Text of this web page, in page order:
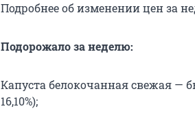
Подробнее об изменении цен за
Подорожало за неделю:
Капуста белокочанная свежая —
16,10%);